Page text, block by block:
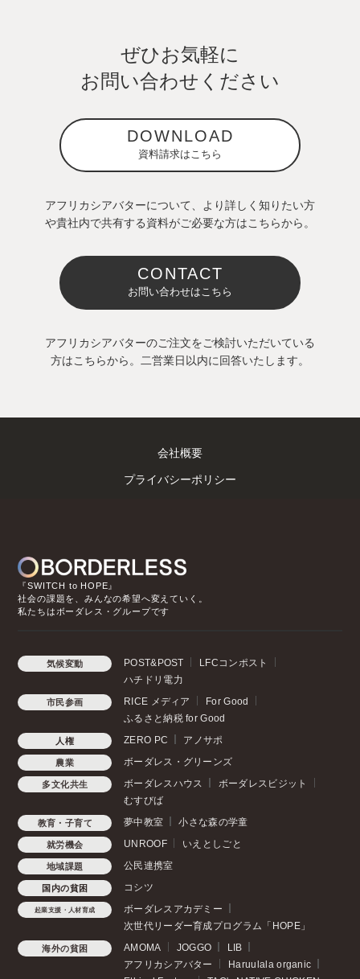
ぜひお気軽に
お問い合わせください
DOWNLOAD
資料請求はこちら
アフリカシアバターについて、より詳しく知りたい方
や貴社内で共有する資料がご必要な方はこちらから。
CONTACT
お問い合わせはこちら
アフリカシアバターのご注文をご検討いただいている
方はこちらから。二営業日以内に回答いたします。
会社概要
プライバシーポリシー
『SWITCH to HOPE』
社会の課題を、みんなの希望へ変えていく。
私たちはボーダレス・グループです
気候変動 POST&POST
LFCコンポスト
ハチドリ電力
市民参画 RICE メディア
For Good
ふるさと納税 for Good
人権 ZERO PC アノサポ
農業 ボーダレス・グリーンズ
多文化共生 ボーダレスハウス
ボーダレスビジット
むすびば
教育・子育て 夢中教室 小さな森の学童
就労機会 UNROOF いえとしごと
地域課題 公民連携室
国内の貧困 コシツ
起業支援・人材育成
ボーダレスアカデミー
次世代リーダー育成プログラム「HOPE」
海外の貧困 AMOMA JOGGO
LIB
アフリカシアバター
Haruulala organic